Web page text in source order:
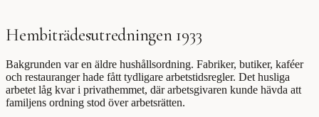
Hembiträdesutredningen 1933
Bakgrunden var en äldre hushållsordning. Fabriker, butiker, kaféer
och restauranger hade fått tydligare arbetstidsregler. Det husliga
arbetet låg kvar i privathemmet, där arbetsgivaren kunde hävda att
familjens ordning stod över arbetsrätten.